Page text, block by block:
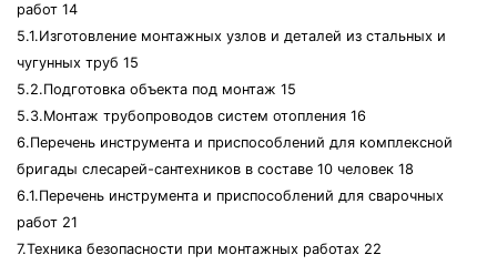
работ 14
5.1.Изготовление монтажных узлов и деталей из стальных и
чугунных труб 15
5.2.Подготовка объекта под монтаж 15
5.3.Монтаж трубопроводов систем отопления 16
6.Перечень инструмента и приспособлений для комплексной
бригады слесарей-сантехников в составе 10 человек 18
6.1.Перечень инструмента и приспособлений для сварочных
работ 21
7.Техника безопасности при монтажных работах 22